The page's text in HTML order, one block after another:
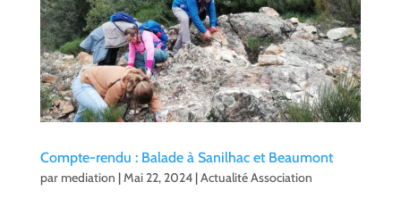
Compte-rendu : Balade à Sanilhac et Beaumont
parmediation |Mai 22, 2024|Actualité Association